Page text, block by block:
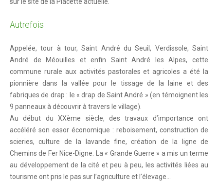
Venir à Saint André-les-Alpes
Plan d'accès
Se déplacer
Vos démarches
État civil
En 1 clic !
Marchés et foires
Autrefois
Appelée, tour à tour, Saint André du Seuil, Verdissole, Saint
André de Méouilles et enfin Saint André les Alpes, cette
commune rurale aux activités pastorales et agricoles a été la
pionnière dans la vallée pour le tissage de la laine et des
fabriques de drap : le « drap de Saint André » (en témoignent les
9 panneaux à découvrir à travers le village).
Au début du XXème siècle, des travaux d’importance ont
accéléré son essor économique : reboisement, construction de
scieries, culture de la lavande fine, création de la ligne de
Chemins de Fer Nice-Digne. La « Grande Guerre » a mis un terme
au développement de la cité et peu à peu, les activités liées au
tourisme ont pris le pas sur l’agriculture et l’élevage…